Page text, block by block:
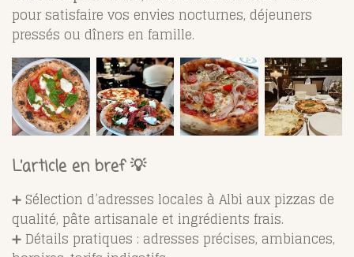
pour satisfaire vos envies nocturnes, déjeuners
pressés ou dîners en famille.
L’article en bref 💡
➕ Sélection d’adresses locales à Albi aux pizzas de
qualité, pâte artisanale et ingrédients frais.
➕ Détails pratiques : adresses précises, ambiances,